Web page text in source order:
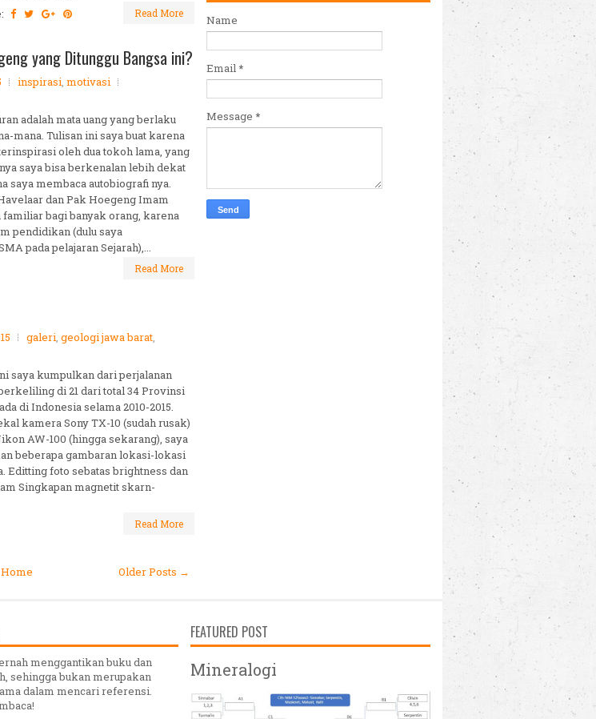
Read More
yang Ditunggu Bangsa ini?
inspirasi, motivasi
adalah mata uang yang berlaku
mana. Tulisan ini saya buat karena
oleh dua tokoh lama, yang
saya bisa berkenalan lebih dekat
saya membaca autobiografi nya.
dan Pak Hoegeng Imam
bagi banyak orang, karena
pendidikan (dulu saya
pada pelajaran Sejarah),...
Read More
galeri, geologi jawa barat,
saya kumpulkan dari perjalanan
di 21 dari total 34 Provinsi
di Indonesia selama 2010-2015.
kamera Sony TX-10 (sudah rusak)
AW-100 (hingga sekarang), saya
beberapa gambaran lokasi-lokasi
Editting foto sebatas brightness dan
Singkapan magnetit skarn-
Read More
Older Posts →
Home
Name
Email *
Message *
menggantikan buku dan
sehingga bukan merupakan
dalam mencari referensi.
FEATURED POST
Mineralogi